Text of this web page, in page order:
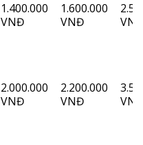
1.400.000
VNĐ
1.600.000
VNĐ
2.000.000
VNĐ
2.200.000
VNĐ